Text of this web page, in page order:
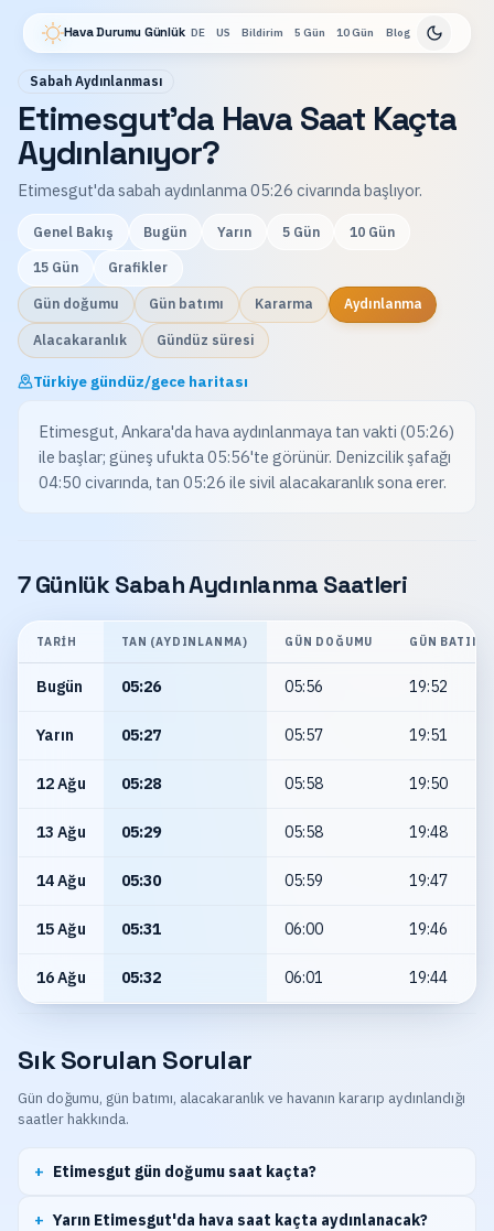
Hava Durumu Günlük DE US Bildirim 5 Gün 10 Gün Blog
Sabah Aydınlanması
Etimesgut'da Hava Saat Kaçta
Aydınlanıyor?
Etimesgut'da sabah aydınlanma 05:26 civarında başlıyor.
Genel Bakış Bugün Yarın 5 Gün 10 Gün
15 Gün Grafikler
Gün doğumu Gün batımı Kararma Aydınlanma
Alacakaranlık Gündüz süresi
Türkiye gündüz/gece haritası
Etimesgut, Ankara'da hava aydınlanmaya tan vakti (05:26)
ile başlar; güneş ufukta 05:56'te görünür. Denizcilik şafağı
04:50 civarında, tan 05:26 ile sivil alacakaranlık sona erer.
7 Günlük Sabah Aydınlanma Saatleri
TARIH TAN (AYDINLANMA) GÜN DOĞUMU GÜN BATIMI
Bugün 05:26 05:56 19:52
Yarın 05:27 05:57 19:51
12 Ağu 05:28 05:58 19:50
13 Ağu 05:29 05:58 19:48
14 Ağu 05:30 05:59 19:47
15 Ağu 05:31 06:00 19:46
16 Ağu 05:32 06:01 19:44
Sık Sorulan Sorular
Gün doğumu, gün batımı, alacakaranlık ve havanın kararıp aydınlandığı
saatler hakkında.
Etimesgut gün doğumu saat kaçta?
Yarın Etimesgut'da hava saat kaçta aydınlanacak?